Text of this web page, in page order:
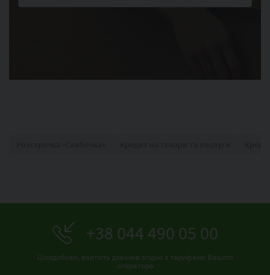
+38 044 490 05 00
Цілодобово, вартість дзвінків згідно з тарифами Вашого
оператора